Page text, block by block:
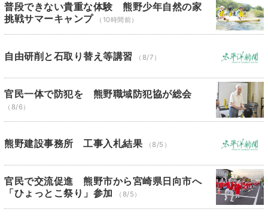
普段できない貴重な体験 熊野少年自然の家
挑戦サマーキャンプ
（10時間前）
自由研削と石取り替え等講習 （8/7）
官民一体で防犯を 熊野職域防犯協が総会
（8/6）
熊野建設事務所 工事入札結果 （8/5）
官民で交流促進 熊野市から宮崎県日向市へ
「ひょっとこ祭り」参加
（8/5）